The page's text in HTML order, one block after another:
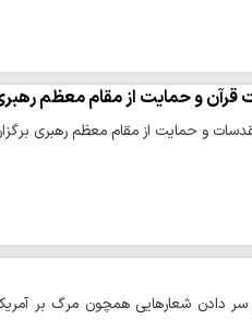
قرآن و حمایت از مقام معظم
و حمایت از مقام معظم رهبری
دادن شعارهایی همچون مرگ بر